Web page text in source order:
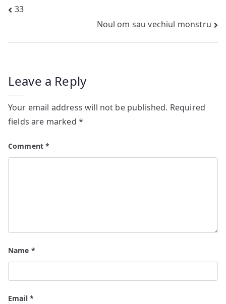
Post
33
Noul om sau vechiul monstru
Leave a Reply
Your email address will not be published. Required
fields are marked *
Comment*
Name *
Email *